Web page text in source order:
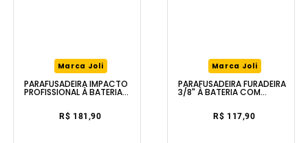
Marca Joli
PARAFUSADEIRA IMPACTO
PROFISSIONAL À BATERIA
R$ 181,90
Marca Joli
PARAFUSADEIRA FURADEIRA
3/8" À BATERIA COM
BROCAS E BITS 12V BIVOLT
R$ 117,90